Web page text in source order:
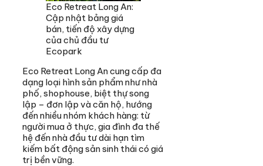
Eco Retreat Long An:
Cập nhật bảng giá
bán, tiến độ xây dựng
của chủ đầu tư
Ecopark
Eco Retreat Long An cung cấp đa
dạng loại hình sản phẩm như nhà
phố, shophouse, biệt thự song
lập – đơn lập và căn hộ, hướng
đến nhiều nhóm khách hàng: từ
người mua ở thực, gia đình đa thế
hệ đến nhà đầu tư dài hạn tìm
kiếm bất động sản sinh thái có giá
trị bền vững.